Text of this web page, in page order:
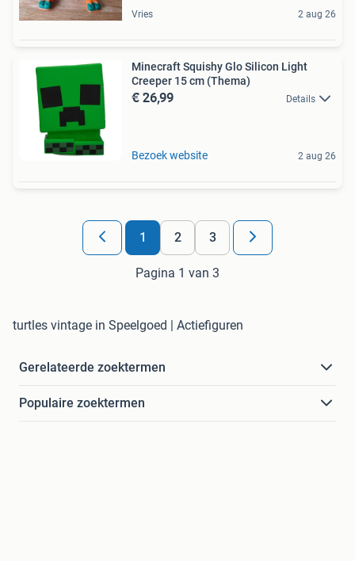
Vries 2 aug 26
Minecraft Squishy Glo Silicon Light
Creeper 15 cm (Thema)
€ 26,99 Details
Bezoek website 2 aug 26
1 2 3
Pagina 1 van 3
turtles vintage in Speelgoed | Actiefiguren
Gerelateerde zoektermen
Populaire zoektermen